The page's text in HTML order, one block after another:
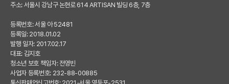
주소: 서울시 강남구 논현로 614 ARTISAN 빌딩 6층, 7층
등록번호: 서울 아 52481
등록일: 2018.01.02
발행 일자: 2017.02.17
대표: 김지호
청소년 보호 책임자: 전영빈
사업자 등록번호: 232-88-00885